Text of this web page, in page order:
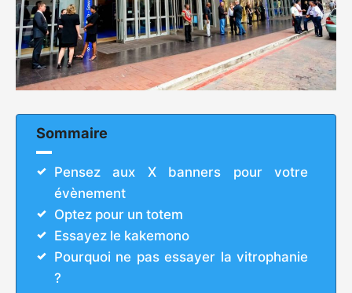
Sommaire
Pensez aux X banners pour votre
évènement
Optez pour un totem
Essayez le kakemono
Pourquoi ne pas essayer la vitrophanie
?